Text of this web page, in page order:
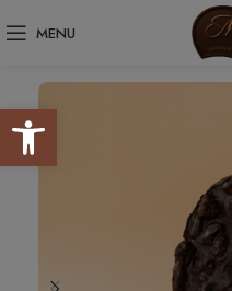
Abrir barra de herramientas
MENU